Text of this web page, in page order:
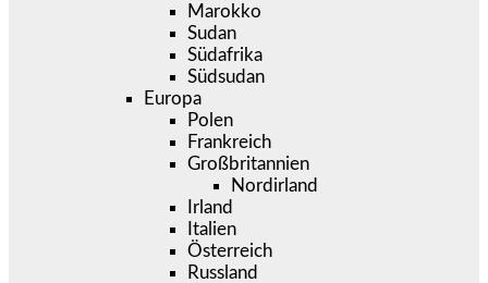
Marokko
Sudan
Südafrika
Südsudan
Europa
Polen
Frankreich
Großbritannien
Nordirland
Irland
Italien
Österreich
Russland